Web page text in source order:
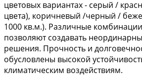
цветовых вариантах - серый /
цвета), коричневый /черный /
1000 кв.м.). Различные
позволяют создавать
решения. Прочность и
обусловлены высокой
климатическим воздействиям.